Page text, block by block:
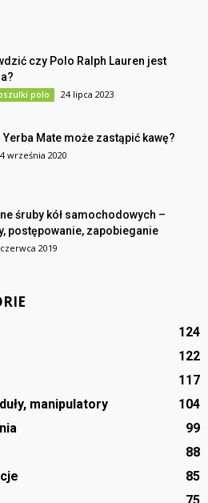
czy Polo Ralph Lauren jest
polo 24 lipca 2023
Mate może zastąpić kawę?
4 września 2020
śruby kół samochodowych –
postępowanie, zapobieganie
2019
124
122
117
manipulatory
104
99
88
85